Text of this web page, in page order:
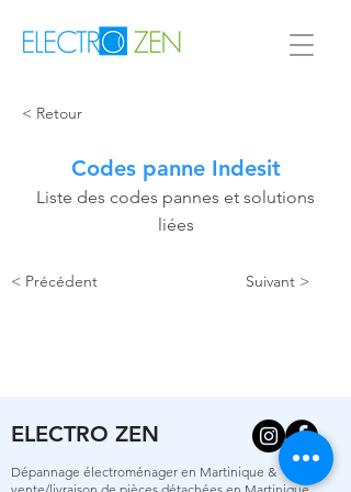
< Retour
Codes panne Indesit
Liste des codes pannes et solutions
liées
< Précédent Suivant >
ELECTRO ZEN
Dépannage électroménager en Martinique &